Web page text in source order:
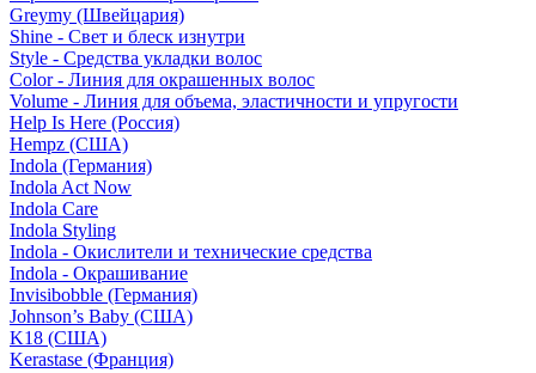
Greymy (Швейцария)
Shine - Свет и блеск изнутри
Style - Средства укладки волос
Color - Линия для окрашенных волос
Volume - Линия для объема, эластичности и упругости
Help Is Here (Россия)
Hempz (США)
Indola (Германия)
Indola Act Now
Indola Care
Indola Styling
Indola - Окислители и технические средства
Indola - Окрашивание
Invisibobble (Германия)
Johnson’s Baby (США)
K18 (США)
Kerastase (Франция)